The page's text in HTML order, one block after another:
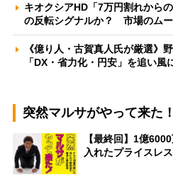
キオクシアHD「7万円割れから
の反転シグナルか？ 市場のム
《億り人・古賀真人氏が厳選》
「DX・省力化・円安」を追い風
突然マルサがやって来た！
【最終回】1億
入れたプライスレ